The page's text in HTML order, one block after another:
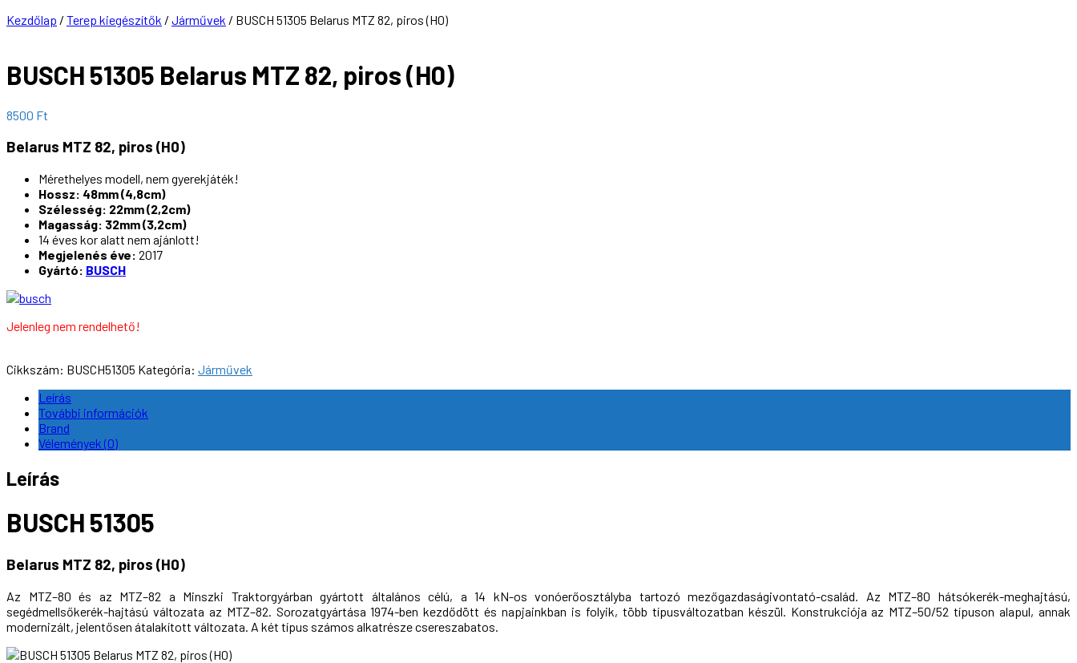
Kezdőlap / Terep kiegészítők / Járművek / BUSCH 51305 Belarus MTZ 82, piros (H0)
BUSCH 51305 Belarus MTZ 82, piros (H0)
8500 Ft
Belarus MTZ 82, piros (H0)
Mérethelyes modell, nem gyerekjáték!
Hossz: 48mm (4,8cm)
Szélesség: 22mm (2,2cm)
Magasság: 32mm (3,2cm)
14 éves kor alatt nem ajánlott!
Megjelenés éve: 2017
Gyártó: BUSCH
Jelenleg nem rendelhető!
Cikkszám: BUSCH51305 Kategória: Járművek
Leírás
További információk
Brand
Vélemények (0)
Leírás
BUSCH 51305
Belarus MTZ 82, piros (H0)
Az MTZ–80 és az MTZ–82 a Minszki Traktorgyárban gyártott általános célú, a 14 kN-os vonóerőosztályba tartozó mezőgazdaságivontató-család. Az MTZ–80 hátsókerék-meghajtású,
segédmellsőkerék-hajtású változata az MTZ–82. Sorozatgyártása 1974-ben kezdődött és napjainkban is folyik, több típusváltozatban készül. Konstrukciója az MTZ–50/52 típuson alapul, annak
modernizált, jelentősen átalakított változata. A két típus számos alkatrésze csereszabatos.